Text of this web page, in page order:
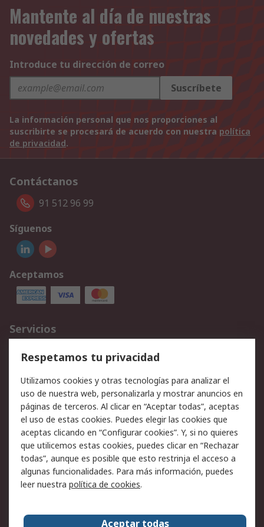
Mantente al día de nuestras
novedades y ofertas
Introduce tu dirección de correo
Suscríbete
La información personal que nos proporciones al
suscribirte se procesará de acuerdo con nuestra política
de privacidad.
Contáctanos
91 512 96 99
Síguenos
Aceptamos
Servicios
Cómo realizar pedidos
Devoluciones
Facturación y pago
Ofertas
Soporte técnico
Legal
Aviso legal
Política de privacidad -
Actualizada
Política sobre cookies
Seguridad de emails
Certificaciones de
Condiciones de venta
Respetamos tu privacidad
Utilizamos cookies y otras tecnologías para analizar el
uso de nuestra web, personalizarla y mostrar anuncios en
páginas de terceros. Al clicar en “Aceptar todas”, aceptas
el uso de estas cookies. Puedes elegir las cookies que
aceptas clicando en “Configurar cookies”. Y, si no quieres
que utilicemos estas cookies, puedes clicar en “Rechazar
todas”, aunque es posible que esto restrinja el acceso a
algunas funcionalidades. Para más información, puedes
leer nuestra política de cookies.
Aceptar todas